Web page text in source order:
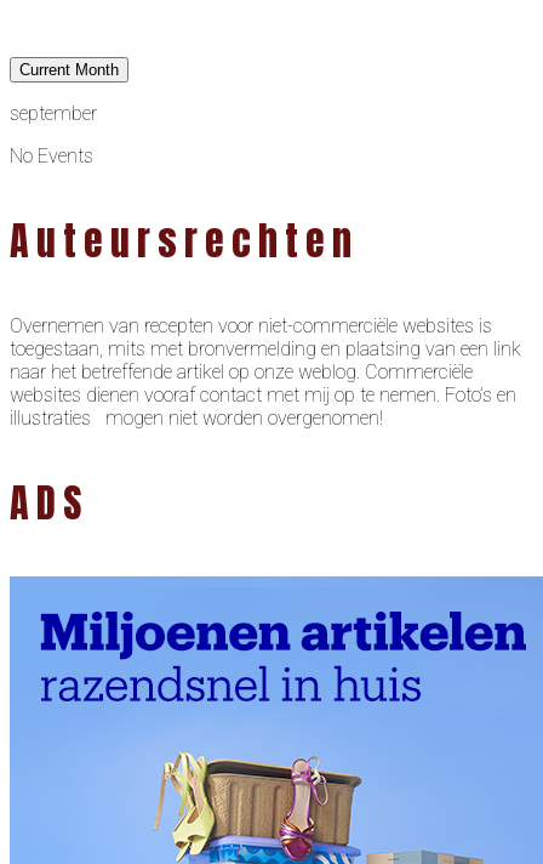
Current Month
september
No Events
Auteursrechten
Overnemen van recepten voor niet-commerciële websites is
toegestaan, mits met bronvermelding en plaatsing van een link
naar het betreffende artikel op onze weblog. Commerciële
websites dienen vooraf contact met mij op te nemen. Foto’s en
illustraties mogen niet worden overgenomen!
ADS